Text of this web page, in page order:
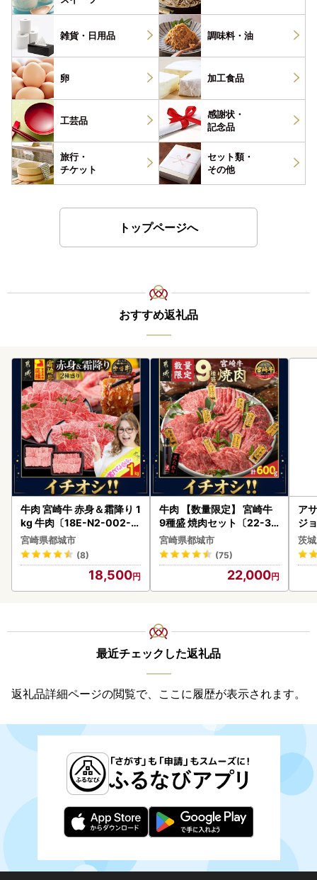
雑貨・ 日用品 調味料・ 油
卵 加工食品
工芸品
感謝状・
記念品
旅行・
チケット
セット類・
その他
トップページへ
おすすめ返礼品
牛肉 宮崎牛 赤身＆霜降り 1
kg 牛肉〔18E-N2-002-1
kg-S4A6-CF〕
宮崎県都城市
(8)
18,500
牛肉 【数量限定】 宮崎牛
9種盛 焼肉セット〔22-31
-006-600g〕都城 イチオ
シ!! 牛肉
宮崎県都城市
(75)
22,000
ア
ジ
(1ケース)
ビ
茨
最近チェックした返礼品
返礼品詳細ページの閲覧で、ここに履歴が表示されます。